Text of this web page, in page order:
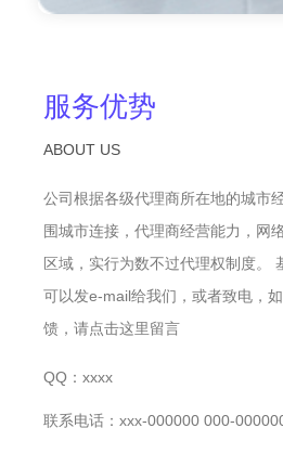
服务优势
ABOUT US
公司根据各级代理商所在地的城市
围城市连接，代理商经营能力，网
区域，实行为数不过代理权制度。
可以发e-mail给我们，或者致电，
馈，请点击这里留言
QQ：xxxx
联系电话：xxx-000000 000-